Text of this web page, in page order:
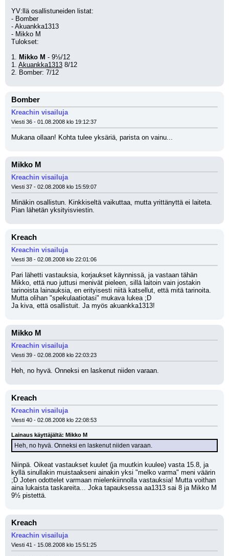
YV:llä osallistuneiden listat:
- Bomber
- Akuankka1313
- Mikko M
Tulokset:
1. Mikko M - 9½/12
1. Akuankka1313 8/12
2. Bomber: 7/12
Bomber
Kreachin visailuja
Viesti 36 - 01.08.2008 klo 19:12:37
Mukana ollaan! Kohta tulee yksäriä, parista on vainu...
Mikko M
Kreachin visailuja
Viesti 37 - 02.08.2008 klo 15:59:07
Minäkin osallistun. Kinkkiseltä vaikuttaa, mutta yrittänyttä ei laiteta.
Pian lähetän yksityisviestin.
Kreach
Kreachin visailuja
Viesti 38 - 02.08.2008 klo 22:01:06
Pari lähetti vastauksia, korjaukset käynnissä, ja vastaan tähän
Mikko, että nuo juttusi menivät pieleen, sillä laitoin vain jostakin
tarinoista lainauksia, en erityisesti niitä katsellut, että mitä tarinoita.
Mutta olihan "spekulaatiotasi" mukava lukea ;D
Ja kiva, että osallistuit. Ja myös akuankka1313!
Mikko M
Kreachin visailuja
Viesti 39 - 02.08.2008 klo 22:03:23
Heh, no hyvä. Onneksi en laskenut niiden varaan.
Kreach
Kreachin visailuja
Viesti 40 - 02.08.2008 klo 22:08:53
Lainaus käyttäjältä: Mikko M
Heh, no hyvä. Onneksi en laskenut niiden varaan.
Niinpä. Oikeat vastaukset kuulet (ja muutkin kuulee) vasta 15.8, ja
kyllä sinullakin muistaakseni ainakin yksi "melko varma" meni väärin
;D Joten odottelet varmaan mielenkiinnolla vastauksia! Mutta voithan
aina lukaista taskareita... Joka tapauksessa aa1313 sai 8 ja Mikko M
9½ pistettä.
Kreach
Kreachin visailuja
Viesti 41 - 15.08.2008 klo 15:51:25